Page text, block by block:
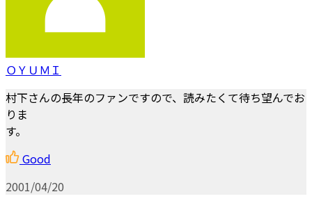
ＯＹＵＭＩ
村下さんの長年のファンですので、読みたくて待ち望んでお
りま
す。
Good
2001/04/20